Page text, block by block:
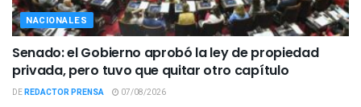
NACIONALES
Senado: el Gobierno aprobó la ley de propiedad
privada, pero tuvo que quitar otro capítulo
DEREDACTOR PRENSA 07/08/2026